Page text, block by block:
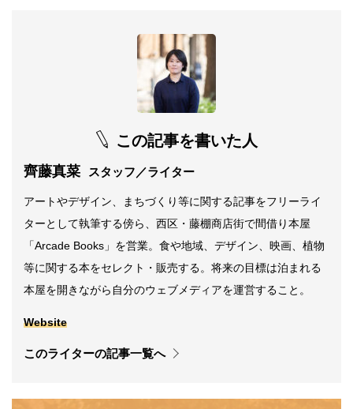
この記事を書いた人
齊藤真菜 スタッフ／ライター
アートやデザイン、まちづくり等に関する記事をフリーライ
ターとして執筆する傍ら、西区・藤棚商店街で間借り本屋
「Arcade Books」を営業。食や地域、デザイン、映画、植物
等に関する本をセレクト・販売する。将来の目標は泊まれる
本屋を開きながら自分のウェブメディアを運営すること。
Website
このライターの記事一覧へ